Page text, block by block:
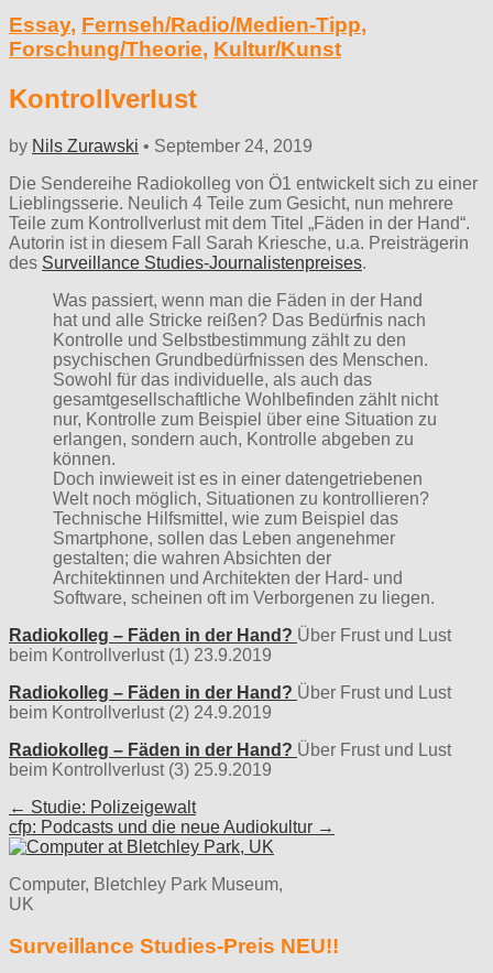
Essay, Fernseh/Radio/Medien-Tipp,
Forschung/Theorie, Kultur/Kunst
Kontrollverlust
by Nils Zurawski • September 24, 2019
Die Sendereihe Radiokolleg von Ö1 entwickelt sich zu einer
Lieblingsserie. Neulich 4 Teile zum Gesicht, nun mehrere
Teile zum Kontrollverlust mit dem Titel „Fäden in der Hand“.
Autorin ist in diesem Fall Sarah Kriesche, u.a. Preisträgerin
des Surveillance Studies-Journalistenpreises.
Was passiert, wenn man die Fäden in der Hand
hat und alle Stricke reißen? Das Bedürfnis nach
Kontrolle und Selbstbestimmung zählt zu den
psychischen Grundbedürfnissen des Menschen.
Sowohl für das individuelle, als auch das
gesamtgesellschaftliche Wohlbefinden zählt nicht
nur, Kontrolle zum Beispiel über eine Situation zu
erlangen, sondern auch, Kontrolle abgeben zu
können.
Doch inwieweit ist es in einer datengetriebenen
Welt noch möglich, Situationen zu kontrollieren?
Technische Hilfsmittel, wie zum Beispiel das
Smartphone, sollen das Leben angenehmer
gestalten; die wahren Absichten der
Architektinnen und Architekten der Hard- und
Software, scheinen oft im Verborgenen zu liegen.
Radiokolleg – Fäden in der Hand? Über Frust und Lust
beim Kontrollverlust (1) 23.9.2019
Radiokolleg – Fäden in der Hand? Über Frust und Lust
beim Kontrollverlust (2) 24.9.2019
Radiokolleg – Fäden in der Hand? Über Frust und Lust
beim Kontrollverlust (3) 25.9.2019
Post
navigation
← Studie: Polizeigewalt
cfp: Podcasts und die neue Audiokultur →
Computer, Bletchley Park Museum,
UK
Surveillance Studies-Preis NEU!!